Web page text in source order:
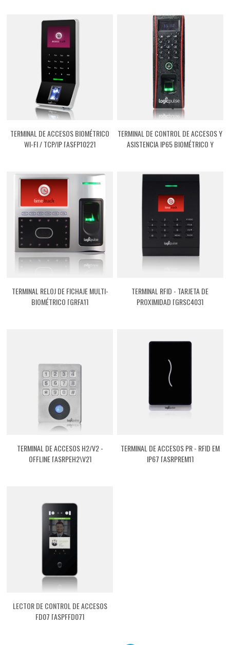
TERMINAL DE ACCESOS BIOMÉTRICO
WI-FI / TCP/IP [ASFP1022]
TERMINAL DE CONTROL DE ACCESOS Y
ASISTENCIA IP65 BIOMÉTRICO Y
TERMINAL RELOJ DE FICHAJE MULTI-
BIOMÉTRICO [GRFA1]
TERMINAL RFID - TARJETA DE
PROXIMIDAD [GRSC403]
TERMINAL DE ACCESOS H2/V2 -
OFFLINE [ASRPEH2\V2]
TERMINAL DE ACCESOS PR - RFID EM
IP67 [ASRPREM1]
LECTOR DE CONTROL DE ACCESOS
FD07 [ASPFFD07]